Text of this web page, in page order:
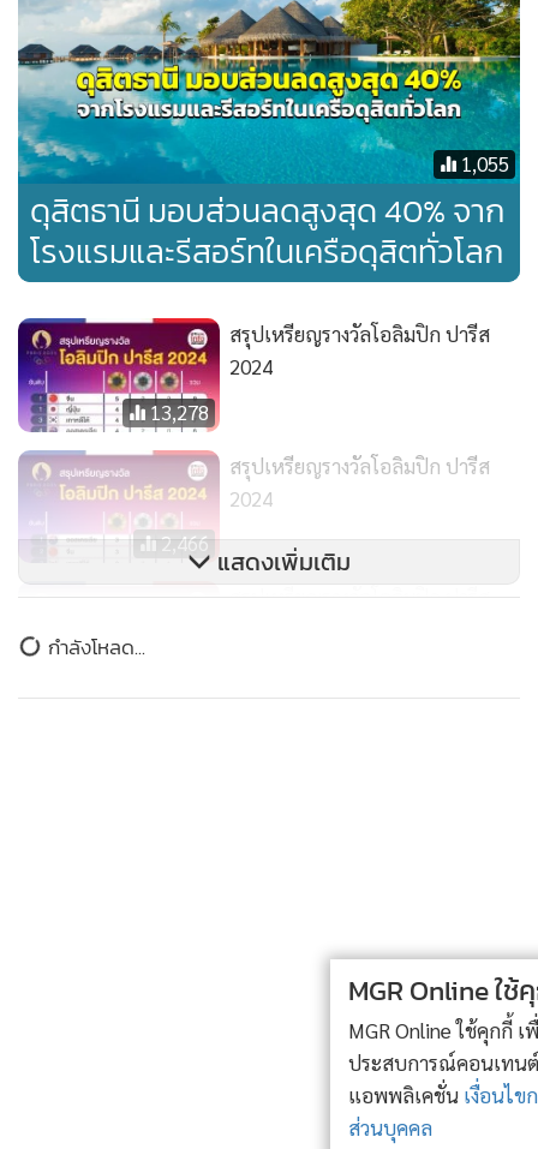
1,055
ดุสิตธานี มอบส่วนลดสูงสุด 40% จาก
โรงแรมและรีสอร์ทในเครือดุสิตทั่วโลก
13,278
สรุปเหรียญรางวัลโอลิมปิก ปารีส
2024
2,466
สรุปเหรียญรางวัลโอลิมปิก ปารีส
2024
สรุปเหรียญรางวัลโอลิมปิก ปารีส
แสดงเพิ่มเติม
MGR Online ใช้คุกกี้ (Cookies)
MGR Online ใช้คุกกี้ เพื่อจัดการข้อมูลส่วนบุคคลเพื่อนำเสนอ
ประสบการณ์คอนเทนต์ที่ดีที่สุดให้กับผู้อ่านบนเว็บไซต์ และ
และนโยบายสิทธิ